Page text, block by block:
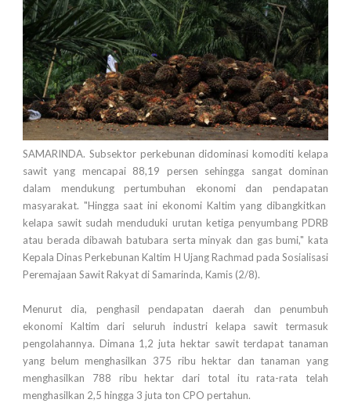
SAMARINDA. Subsektor perkebunan didominasi komoditi kelapa
sawit yang mencapai 88,19 persen sehingga sangat dominan
dalam mendukung pertumbuhan ekonomi dan pendapatan
masyarakat. "Hingga saat ini ekonomi Kaltim yang dibangkitkan
kelapa sawit sudah menduduki urutan ketiga penyumbang PDRB
atau berada dibawah batubara serta minyak dan gas bumi," kata
Kepala Dinas Perkebunan Kaltim H Ujang Rachmad pada Sosialisasi
Peremajaan Sawit Rakyat di Samarinda, Kamis (2/8).
Menurut dia, penghasil pendapatan daerah dan penumbuh
ekonomi Kaltim dari seluruh industri kelapa sawit termasuk
pengolahannya. Dimana 1,2 juta hektar sawit terdapat tanaman
yang belum menghasilkan 375 ribu hektar dan tanaman yang
menghasilkan 788 ribu hektar dari total itu rata-rata telah
menghasilkan 2,5 hingga 3 juta ton CPO pertahun.